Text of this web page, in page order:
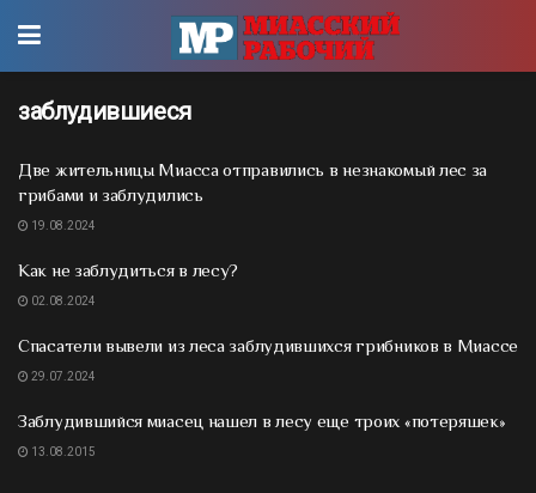
заблудившиеся
Две жительницы Миасса отправились в незнакомый лес за
грибами и заблудились
19.08.2024
Как не заблудиться в лесу?
02.08.2024
Спасатели вывели из леса заблудившихся грибников в Миассе
29.07.2024
Заблудившийся миасец нашел в лесу еще троих «потеряшек»
13.08.2015